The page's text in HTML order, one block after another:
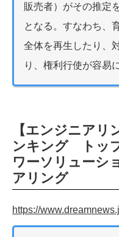
販売者）がその推定
となる。すなわち、
全体を再生したり、
り、権利行使が容易
【エンジニアリ
ンキング トッ
ワーソリューシ
アリング
https://